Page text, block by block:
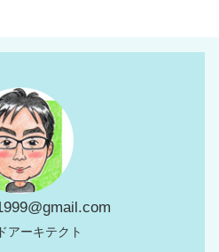
アーキテクト